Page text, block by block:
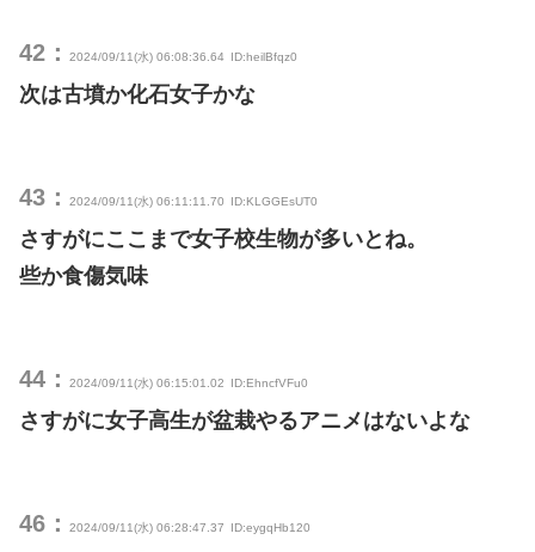
42： 2024/09/11(水) 06:08:36.64 ID:heilBfqz0
次は古墳か化石女子かな
43： 2024/09/11(水) 06:11:11.70 ID:KLGGEsUT0
さすがにここまで女子校生物が多いとね。
些か食傷気味
44： 2024/09/11(水) 06:15:01.02 ID:EhncfVFu0
さすがに女子高生が盆栽やるアニメはないよな
46： 2024/09/11(水) 06:28:47.37 ID:eygqHb120